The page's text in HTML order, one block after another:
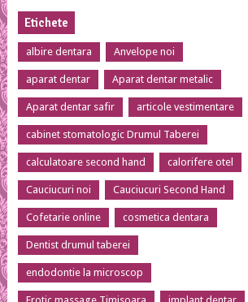
Etichete
albire dentara Anvelope noi
aparat dentar Aparat dentar metalic
Aparat dentar safir articole vestimentare
cabinet stomatologic Drumul Taberei
calculatoare second hand calorifere otel
Cauciucuri noi Cauciucuri Second Hand
Cofetarie online cosmetica dentara
Dentist drumul taberei
endodontie la microscop